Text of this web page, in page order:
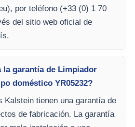
), por teléfono (+33 (0) 1 70
del sitio web oficial de
la garantía de Limpiador
doméstico YR05232?
Kalstein tienen una garantía de
de fabricación. La garantía